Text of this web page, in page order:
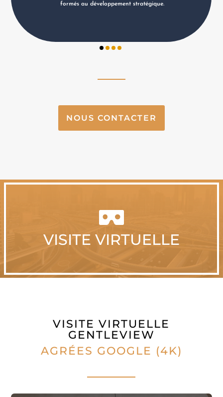
formés au développement stratégique.
NOUS CONTACTER

VISITE VIRTUELLE
VISITE VIRTUELLE
GENTLEVIEW
AGRÉES GOOGLE (4K)